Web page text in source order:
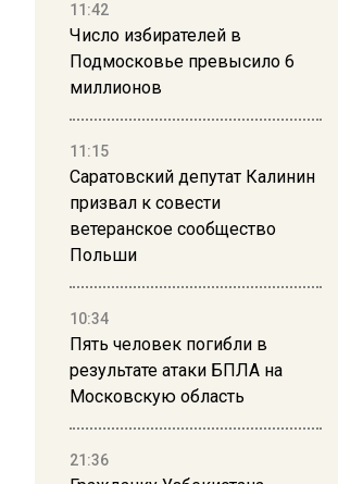
11:42
Число избирателей в
Подмосковье превысило 6
миллионов
11:15
Саратовский депутат Калинин
призвал к совести
ветеранское сообщество
Польши
10:34
Пять человек погибли в
результате атаки БПЛА на
Московскую область
21:36